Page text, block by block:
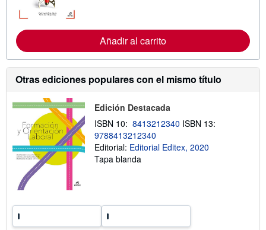
r
a
s
d
e
í
o
a
c
ó
r
l
a
f
Añadir al carrito
Otras ediciones populares con el mismo título
Edición Destacada
ISBN 10: 8413212340 ISBN 13:
9788413212340
Editorial: Editorial Editex, 2020
Tapa blanda